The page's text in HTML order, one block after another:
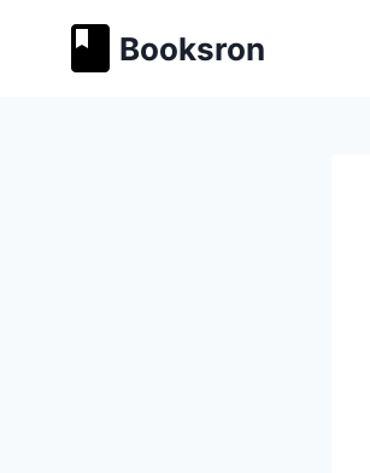
содержимому
Booksron